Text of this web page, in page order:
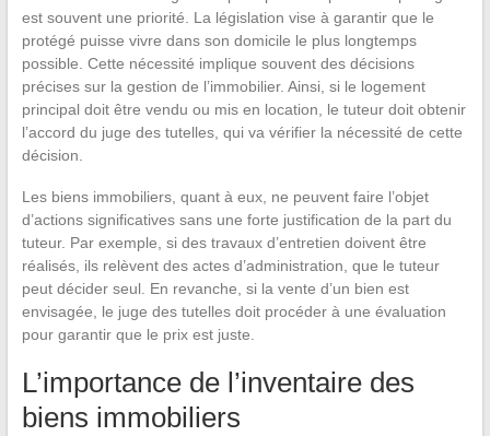
est souvent une priorité. La législation vise à garantir que le
protégé puisse vivre dans son domicile le plus longtemps
possible. Cette nécessité implique souvent des décisions
précises sur la gestion de l’immobilier. Ainsi, si le logement
principal doit être vendu ou mis en location, le tuteur doit obtenir
l’accord du juge des tutelles, qui va vérifier la nécessité de cette
décision.
Les biens immobiliers, quant à eux, ne peuvent faire l’objet
d’actions significatives sans une forte justification de la part du
tuteur. Par exemple, si des travaux d’entretien doivent être
réalisés, ils relèvent des actes d’administration, que le tuteur
peut décider seul. En revanche, si la vente d’un bien est
envisagée, le juge des tutelles doit procéder à une évaluation
pour garantir que le prix est juste.
L’importance de l’inventaire des
biens immobiliers